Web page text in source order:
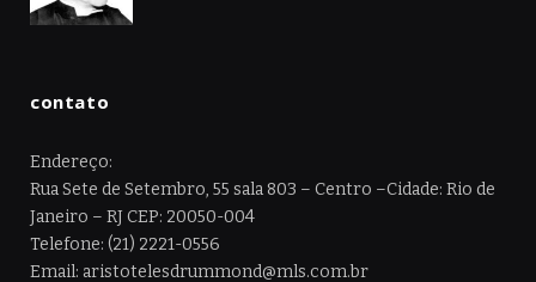
contato
Endereço:
Rua Sete de Setembro, 55 sala 803 – Centro –Cidade: Rio de
Janeiro – RJ CEP: 20050-004
Telefone: (21) 2221-0556
Email: aristotelesdrummond@mls.com.br